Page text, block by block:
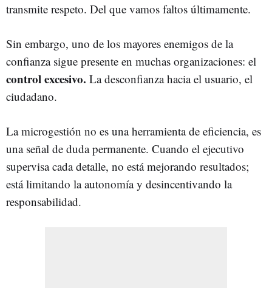
transmite respeto. Del que vamos faltos últimamente.
Sin embargo, uno de los mayores enemigos de la
confianza sigue presente en muchas organizaciones: el
control excesivo. La desconfianza hacia el usuario, el
ciudadano.
La microgestión no es una herramienta de eficiencia, es
una señal de duda permanente. Cuando el ejecutivo
supervisa cada detalle, no está mejorando resultados;
está limitando la autonomía y desincentivando la
responsabilidad.